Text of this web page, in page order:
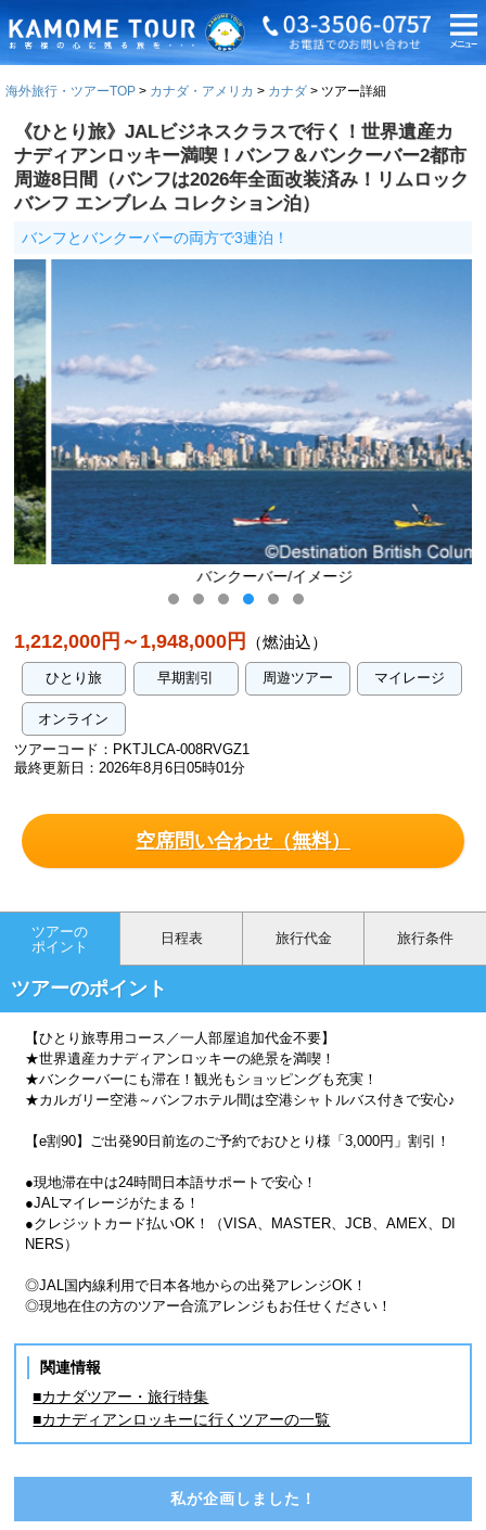
海外旅行・ツアーTOP カナダ・アメリカ カナダ ツアー詳細
《ひとり旅》JALビジネスクラスで行く！世界遺産カ
ナディアンロッキー満喫！バンフ＆バンクーバー2都市
周遊8日間（バンフは2026年全面改装済み！リムロック
バンフ エンブレム コレクション泊）
バンフとバンクーバーの両方で3連泊！
バンクーバー/イメージ
1,212,000円～1,948,000円 （燃油込）
ひとり旅 早期割引 周遊ツアー マイレージ
オンライン
ツアーコード：PKTJLCA-008RVGZ1
最終更新日：2026年8月6日05時01分
空席問い合わせ（無料）
ツアーの
ポイント
日程表 旅行代金 旅行条件
ツアーのポイント
【ひとり旅専用コース／一人部屋追加代金不要】
★世界遺産カナディアンロッキーの絶景を満喫！
★バンクーバーにも滞在！観光もショッピングも充実！
★カルガリー空港～バンフホテル間は空港シャトルバス付きで安心♪
【e割90】ご出発90日前迄のご予約でおひとり様「3,000円」割引！
●現地滞在中は24時間日本語サポートで安心！
●JALマイレージがたまる！
●クレジットカード払いOK！（VISA、MASTER、JCB、AMEX、DI
NERS）
◎JAL国内線利用で日本各地からの出発アレンジOK！
◎現地在住の方のツアー合流アレンジもお任せください！
関連情報
■カナダツアー・旅行特集
■カナディアンロッキーに行くツアーの一覧
私が企画しました！